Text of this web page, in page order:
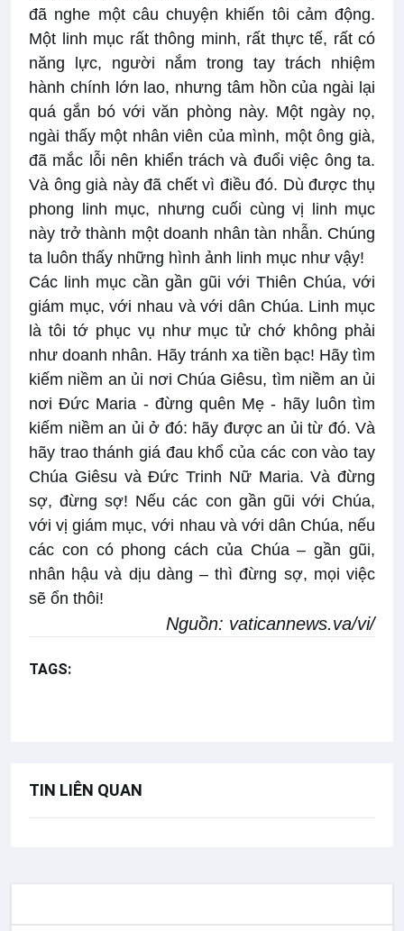
đã nghe một câu chuyện khiến tôi cảm động.
Một linh mục rất thông minh, rất thực tế, rất có
năng lực, người nắm trong tay trách nhiệm
hành chính lớn lao, nhưng tâm hồn của ngài lại
quá gắn bó với văn phòng này. Một ngày nọ,
ngài thấy một nhân viên của mình, một ông già,
đã mắc lỗi nên khiển trách và đuổi việc ông ta.
Và ông già này đã chết vì điều đó. Dù được thụ
phong linh mục, nhưng cuối cùng vị linh mục
này trở thành một doanh nhân tàn nhẫn. Chúng
ta luôn thấy những hình ảnh linh mục như vậy!
Các linh mục cần gần gũi với Thiên Chúa, với
giám mục, với nhau và với dân Chúa. Linh mục
là tôi tớ phục vụ như mục tử chớ không phải
như doanh nhân. Hãy tránh xa tiền bạc! Hãy tìm
kiếm niềm an ủi nơi Chúa Giêsu, tìm niềm an ủi
nơi Đức Maria - đừng quên Mẹ - hãy luôn tìm
kiếm niềm an ủi ở đó: hãy được an ủi từ đó. Và
hãy trao thánh giá đau khổ của các con vào tay
Chúa Giêsu và Đức Trinh Nữ Maria. Và đừng
sợ, đừng sợ! Nếu các con gần gũi với Chúa,
với vị giám mục, với nhau và với dân Chúa, nếu
các con có phong cách của Chúa – gần gũi,
nhân hậu và dịu dàng – thì đừng sợ, mọi việc
sẽ ổn thôi!
Nguồn: vaticannews.va/vi/
TAGS:
TIN LIÊN QUAN